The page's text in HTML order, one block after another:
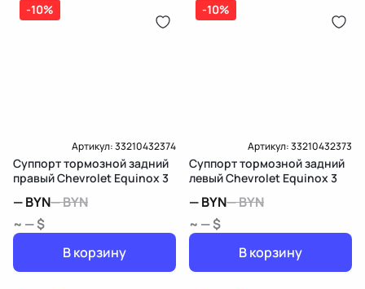
-10%
Артикул:33210432374
Суппорт тормозной задний
правый Chevrolet Equinox 3
—BYN—BYN
~ — $
В корзину
-10%
Артикул:33210432373
Суппорт тормозной задний
левый Chevrolet Equinox 3
—BYN—BYN
~ — $
В корзину